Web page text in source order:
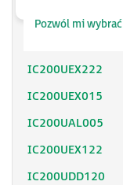
IC200UEX214
IC200UEX222
IC200UEX015
IC200UAL005
IC200UEX122
IC200UDD120
Pozwól mi wybrać